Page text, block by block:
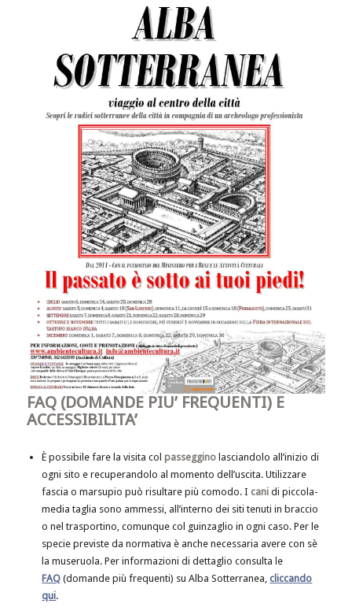
FAQ (DOMANDE PIU’ FREQUENTI) E
ACCESSIBILITA’
È possibile fare la visita colpassegginolasciandolo all’inizio di
ogni sito e recuperandolo al momento dell’uscita. Utilizzare
fascia o marsupio può risultare più comodo. I cani di piccola-
media taglia sono ammessi, all’interno dei siti tenuti in braccio
o nel trasportino, comunque col guinzaglio in ogni caso. Per le
specie previste da normativa è anche necessaria avere con sè
la museruola. Per informazioni di dettaglio consulta le
FAQ (domande più frequenti) su Alba Sotterranea,cliccando
qui.